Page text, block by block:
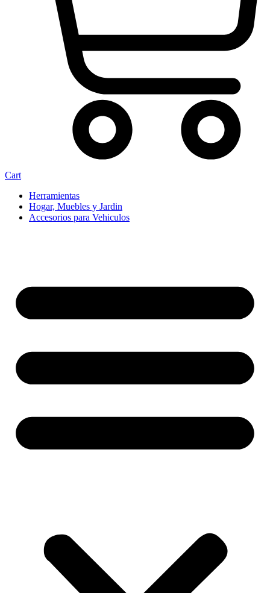
Cart
Herramientas
Hogar, Muebles y Jardin
Accesorios para Vehiculos